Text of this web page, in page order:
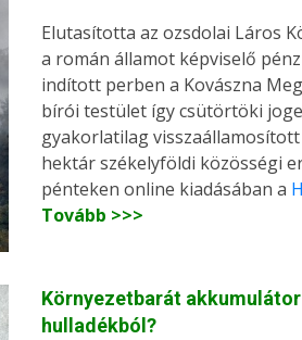
Elutasította az ozsdolai Láros
a román államot képviselő
indított perben a Kovászna
bírói testület így csütörtöki
gyakorlatilag
hektár székelyföldi közösségi
pénteken online kiadásában a
Tovább >>>
Környezetbarát
hulladékból?